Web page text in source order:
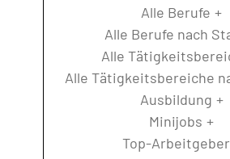
Alle Berufe
Alle Berufe nach
Alle
Alle Tätigkeitsbereiche
Ausbildung
Minijobs
Top-Arbeitgeber